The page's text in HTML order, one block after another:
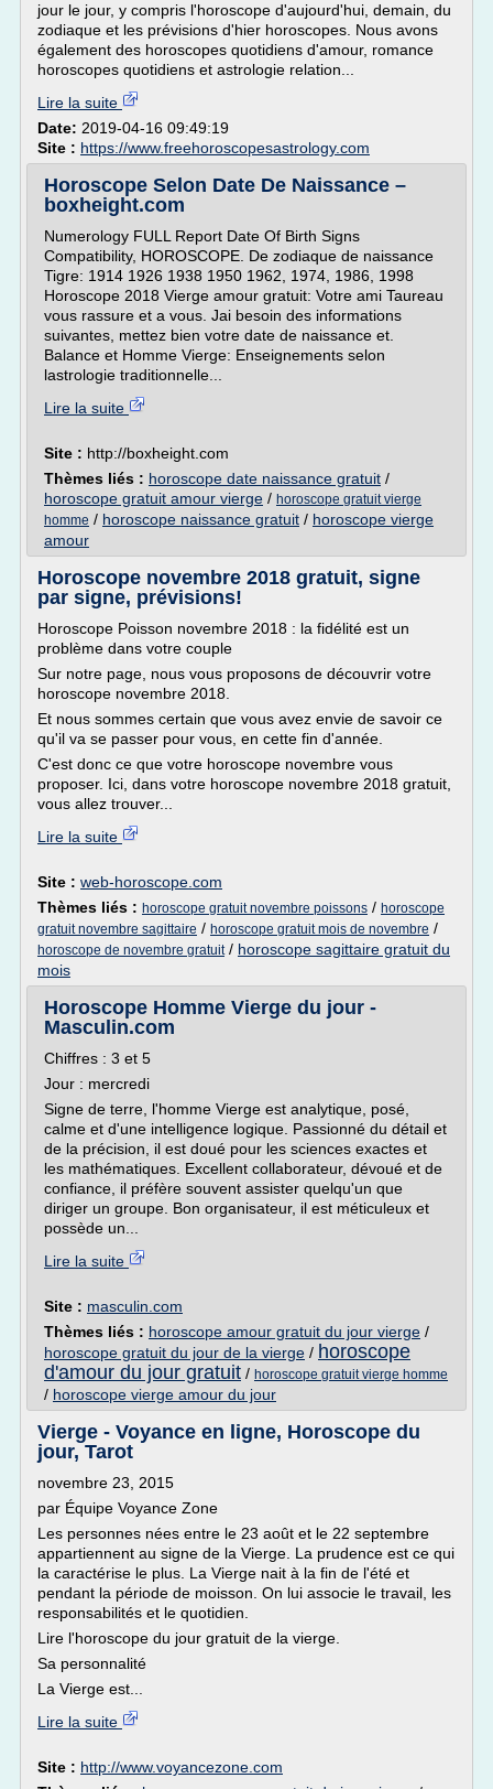
jour le jour, y compris l'horoscope d'aujourd'hui, demain, du
zodiaque et les prévisions d'hier horoscopes. Nous avons
également des horoscopes quotidiens d'amour, romance
horoscopes quotidiens et astrologie relation...
Lire la suite
Date: 2019-04-16 09:49:19
Site : https://www.freehoroscopesastrology.com
Horoscope Selon Date De Naissance –
boxheight.com
Numerology FULL Report Date Of Birth Signs
Compatibility, HOROSCOPE. De zodiaque de naissance
Tigre: 1914 1926 1938 1950 1962, 1974, 1986, 1998
Horoscope 2018 Vierge amour gratuit: Votre ami Taureau
vous rassure et a vous. Jai besoin des informations
suivantes, mettez bien votre date de naissance et.
Balance et Homme Vierge: Enseignements selon
lastrologie traditionnelle...
Lire la suite
Site : http://boxheight.com
Thèmes liés : horoscope date naissance gratuit /
horoscope gratuit amour vierge / horoscope gratuit vierge
homme / horoscope naissance gratuit / horoscope vierge
amour
Horoscope novembre 2018 gratuit, signe
par signe, prévisions!
Horoscope Poisson novembre 2018 : la fidélité est un
problème dans votre couple
Sur notre page, nous vous proposons de découvrir votre
horoscope novembre 2018.
Et nous sommes certain que vous avez envie de savoir ce
qu'il va se passer pour vous, en cette fin d'année.
C'est donc ce que votre horoscope novembre vous
proposer. Ici, dans votre horoscope novembre 2018 gratuit,
vous allez trouver...
Lire la suite
Site : web-horoscope.com
Thèmes liés : horoscope gratuit novembre poissons / horoscope
gratuit novembre sagittaire / horoscope gratuit mois de novembre /
horoscope de novembre gratuit/ horoscope sagittaire gratuit du
mois
Horoscope Homme Vierge du jour -
Masculin.com
Chiffres : 3 et 5
Jour : mercredi
Signe de terre, l'homme Vierge est analytique, posé,
calme et d'une intelligence logique. Passionné du détail et
de la précision, il est doué pour les sciences exactes et
les mathématiques. Excellent collaborateur, dévoué et de
confiance, il préfère souvent assister quelqu'un que
diriger un groupe. Bon organisateur, il est méticuleux et
possède un...
Lire la suite
Site : masculin.com
Thèmes liés : horoscope amour gratuit du jour vierge /
horoscope gratuit du jour de la vierge / horoscope
d'amour du jour gratuit / horoscope gratuit vierge homme
/ horoscope vierge amour du jour
Vierge - Voyance en ligne, Horoscope du
jour, Tarot
novembre 23, 2015
par Équipe Voyance Zone
Les personnes nées entre le 23 août et le 22 septembre
appartiennent au signe de la Vierge. La prudence est ce qui
la caractérise le plus. La Vierge nait à la fin de l'été et
pendant la période de moisson. On lui associe le travail, les
responsabilités et le quotidien.
Lire l'horoscope du jour gratuit de la vierge.
Sa personnalité
La Vierge est...
Lire la suite
Site : http://www.voyancezone.com